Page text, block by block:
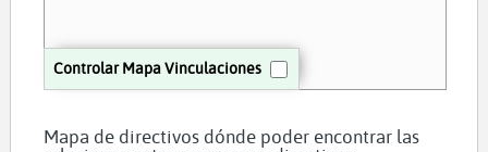
Controlar Mapa Vinculaciones
Mapa de directivos dónde poder encontrar las